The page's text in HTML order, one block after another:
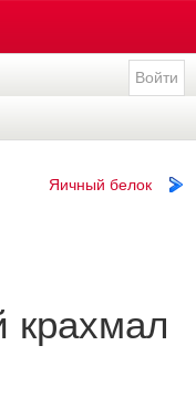
Войти
Яичный белок
крахмал